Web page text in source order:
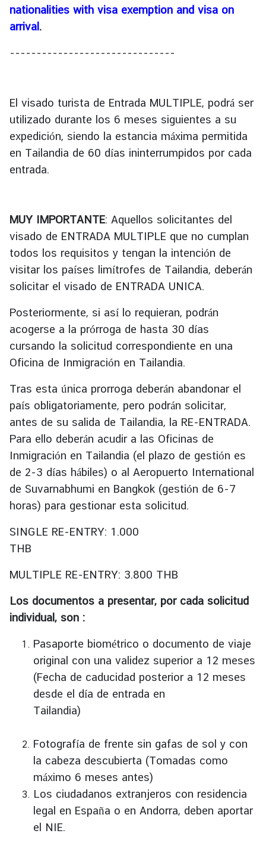
r
y
f
r
e
g
h
A
a
r
s
T
a
i
l
a
n
L
i
n
k
nationalities with visa exemption and visa on
arrival.
-------------------------------
El visado turista de Entrada MULTIPLE, podrá ser
utilizado durante los 6 meses siguientes a su
expedición, siendo la estancia máxima permitida
en Tailandia de 60 días ininterrumpidos por cada
entrada.
MUY IMPORTANTE: Aquellos solicitantes del
visado de ENTRADA MULTIPLE que no cumplan
todos los requisitos y tengan la intención de
visitar los países limítrofes de Tailandia, deberán
solicitar el visado de ENTRADA UNICA.
Posteriormente, si así lo requieran, podrán
acogerse a la prórroga de hasta 30 días
cursando la solicitud correspondiente en una
Oficina de Inmigración en Tailandia.
Tras esta única prorroga deberán abandonar el
país obligatoriamente, pero podrán solicitar,
antes de su salida de Tailandia, la RE-ENTRADA.
Para ello deberán acudir a las Oficinas de
Inmigración en Tailandia (el plazo de gestión es
de 2-3 días hábiles) o al Aeropuerto International
de Suvarnabhumi en Bangkok (gestión de 6-7
horas) para gestionar esta solicitud.
SINGLE RE-ENTRY: 1.000
THB
MULTIPLE RE-ENTRY: 3.800 THB
Los documentos a presentar, por cada solicitud
individual, son :
Pasaporte biométrico o documento de viaje
original con una validez superior a 12 meses
(Fecha de caducidad posterior a 12 meses
desde el día de entrada en
Tailandia)
Fotografía de frente sin gafas de sol y con
la cabeza descubierta (Tomadas como
máximo 6 meses antes)
Los ciudadanos extranjeros con residencia
legal en España o en Andorra, deben aportar
el NIE.